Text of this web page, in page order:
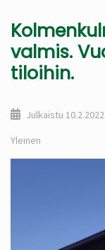
valmis.
tiloihin.
Julkaistu 10.2.2022
Yleinen